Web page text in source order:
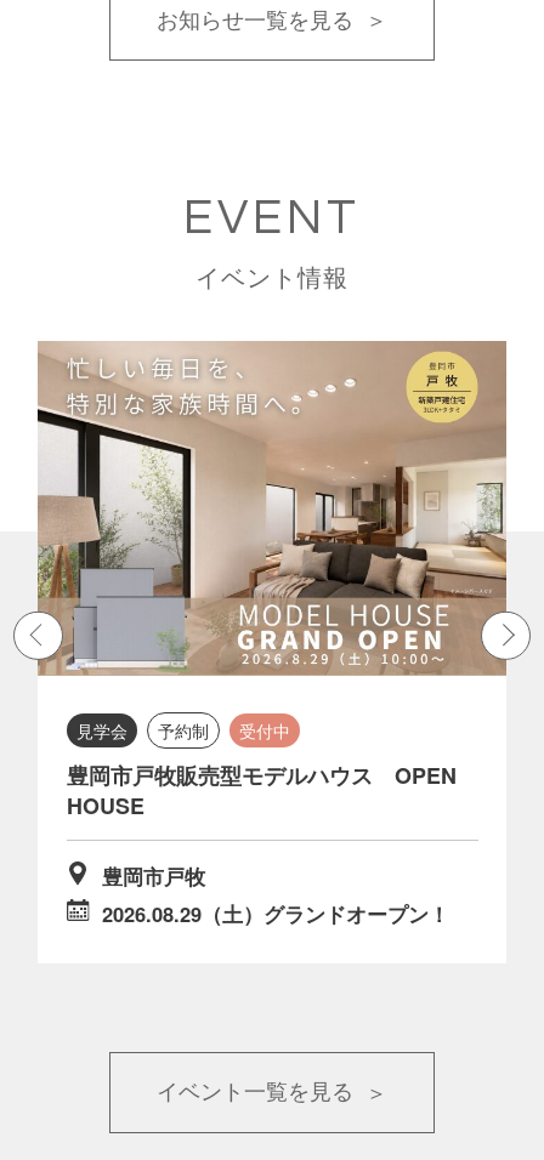
お知らせ一覧を見る
EVENT
イベント情報
見学会 予約制 受付中
豊岡市戸牧販売型モデルハウス OPEN
HOUSE
豊岡市戸牧
2026.08.29（土）グランドオープン！
イベント一覧を見る